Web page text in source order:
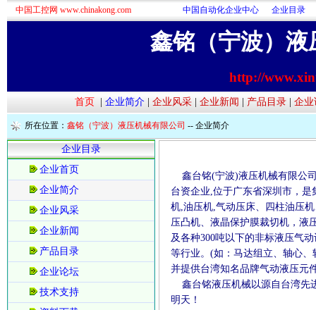
中国工控网 www.chinakong.com 中国自动化企业中心 企业目录
鑫铭（宁波）
http://
首页 企业简介| 企业风采| 企业新闻 产品目录| 企业
所在位置： 鑫铭（宁波）液压机械有限公司 -- 企业简介
企业目录
企业首页
企业简介
企业风采
企业新闻
产品目录
企业论坛
技术支持
鑫台铭(宁波)液压机械有限公
台资企业,位于广东省深圳市，
机,油压机,气动压床、四柱油压
压凸机、液晶保护膜裁切机，液
及各种300吨以下的非标液压气
等行业。(如：马达组立、轴心
并提供台湾知名品牌气动液压元
鑫台铭液压机械以源自台湾先
明天！